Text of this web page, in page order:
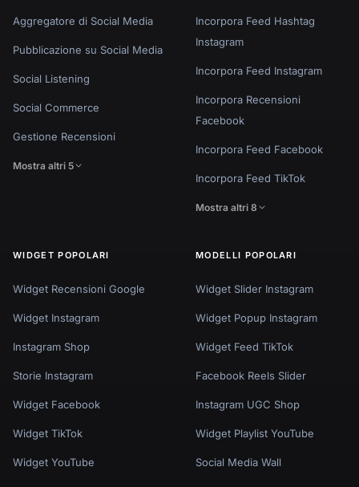
Aggregatore di Social Media
Pubblicazione su Social Media
Social Listening
Social Commerce
Gestione Recensioni
Mostra altri 5
Incorpora Feed Hashtag
Instagram
Incorpora Feed Instagram
Incorpora Recensioni
Facebook
Incorpora Feed Facebook
Incorpora Feed TikTok
Mostra altri 8
WIDGET POPOLARI
Widget Recensioni Google
Widget Instagram
Instagram Shop
Storie Instagram
Widget Facebook
Widget TikTok
Widget YouTube
MODELLI POPOLARI
Widget Slider Instagram
Widget Popup Instagram
Widget Feed TikTok
Facebook Reels Slider
Instagram UGC Shop
Widget Playlist YouTube
Social Media Wall